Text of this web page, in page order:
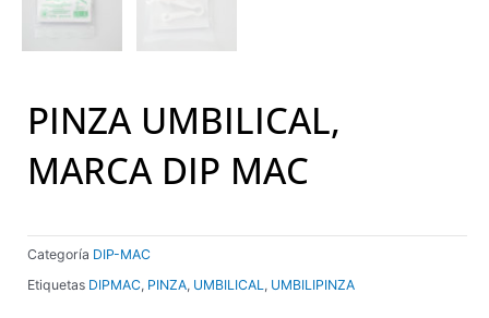
PINZA UMBILICAL,
MARCA DIP MAC
Categoría DIP-MAC
Etiquetas DIPMAC, PINZA, UMBILICAL, UMBILIPINZA